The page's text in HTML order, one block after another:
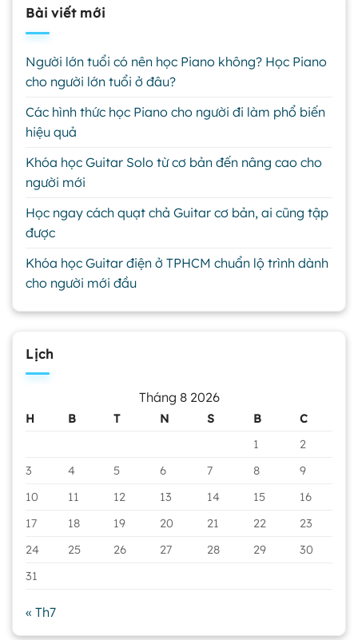
Bài viết mới
Người lớn tuổi có nên học Piano không? Học Piano
cho người lớn tuổi ở đâu?
Các hình thức học Piano cho người đi làm phổ biến
hiệu quả
Khóa học Guitar Solo từ cơ bản đến nâng cao cho
người mới
Học ngay cách quạt chả Guitar cơ bản, ai cũng tập
được
Khóa học Guitar điện ở TPHCM chuẩn lộ trình dành
cho người mới đầu
Lịch
Tháng 8 2026
H B T N S B
C
1
2
3
4 5 6 7 8
9
10
11 12 13 14 15
16
17
18 19 20 21 22
23
24
25 26 27 28 29
30
31
« Th7